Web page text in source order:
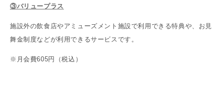
③バリュープラス
施設外の飲食店やアミューズメント施設で利用できる特典や、お見
舞金制度などが利用できるサービスです。
※月会費605円（税込）